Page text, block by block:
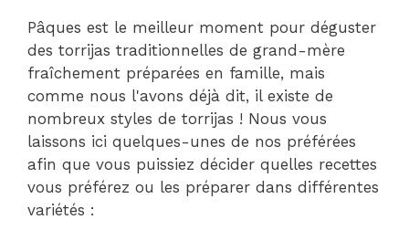
Pâques est le meilleur moment pour déguster
des torrijas traditionnelles de grand-mère
fraîchement préparées en famille, mais
comme nous l'avons déjà dit, il existe de
nombreux styles de torrijas ! Nous vous
laissons ici quelques-unes de nos préférées
afin que vous puissiez décider quelles recettes
vous préférez ou les préparer dans différentes
variétés :